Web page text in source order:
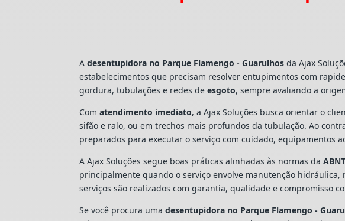
Adesentupidora no Parque Flamengo - Guarulhos da Ajax
estabelecimentos que precisam resolver entupimentos com
gordura, tubulações e redes deesgoto, sempre avaliando a
Comatendimento imediato, a Ajax Soluções busca orientar o
sifão e ralo, ou em trechos mais profundos da tubulação. Ao
preparados para executar o serviço com cuidado, equipamentos
A Ajax Soluções segue boas práticas alinhadas às normas daABNT
principalmente quando o serviço envolve manutenção hidráulica,
serviços são realizados com garantia, qualidade e compromisso
Se você procura umadesentupidora no Parque Flamengo -